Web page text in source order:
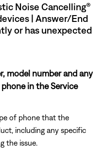
Noise Cancelling®
| Answer/End
or has unexpected
model number and any
in the Service
of phone that the
including any specific
the issue.